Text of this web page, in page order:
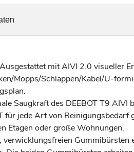
mit AIVI 2.0 visueller
Mopps/Schlappen/Kabel/U-
Saugkraft des DEEBOT T9
jede Art von
Etagen oder große Wohnungen.